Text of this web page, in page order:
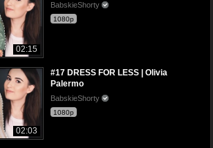
02:15
BabskieShorty
1080p
02:03
#17 DRESS FOR LESS | Olivia
Palermo
BabskieShorty
1080p